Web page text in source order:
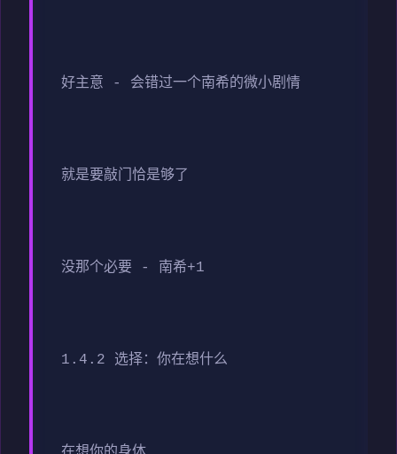
好主意 - 会错过一个南希的微小剧情
就是要敲门恰是够了
没那个必要 - 南希+1
1.4.2 选择：你在想什么